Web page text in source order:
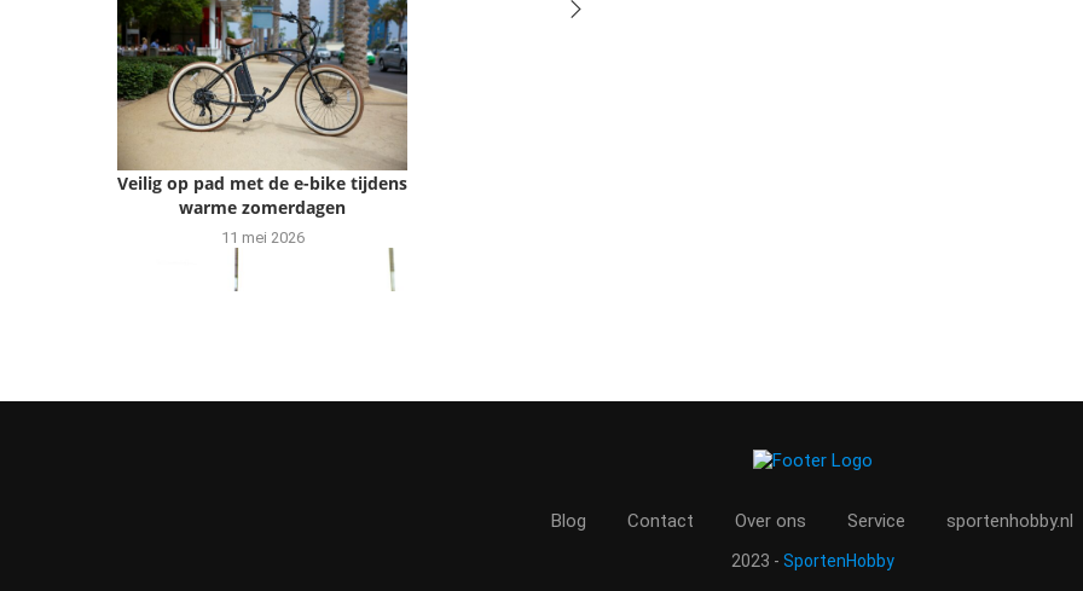
Veilig op pad met de e-bike tijdens
warme zomerdagen
11 mei 2026
Blog Contact Over ons Service sportenhobby.nl
2023 - SportenHobby